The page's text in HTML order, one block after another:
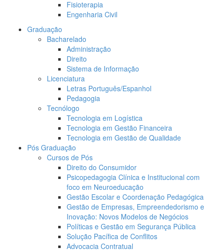
Fisioterapia
Engenharia Civil
Graduação
Bacharelado
Administração
Direito
Sistema de Informação
Licenciatura
Letras Português/Espanhol
Pedagogia
Tecnólogo
Tecnologia em Logística
Tecnologia em Gestão Financeira
Tecnologia em Gestão de Qualidade
Pós Graduação
Cursos de Pós
Direito do Consumidor
Psicopedagogia Clínica e Institucional com
foco em Neuroeducação
Gestão Escolar e Coordenação Pedagógica
Gestão de Empresas, Empreendedorismo e
Inovação: Novos Modelos de Negócios
Políticas e Gestão em Segurança Pública
Solução Pacífica de Conflitos
Advocacia Contratual